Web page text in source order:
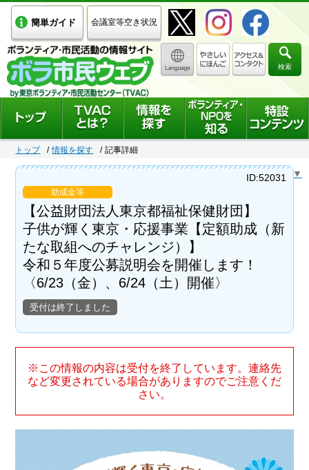
簡単ガイド 会議室等空き状況
検索
トップ 情報を探す 記事詳細
Select Language ▼
助成金等
【公益財団法人東京都福祉保健財団】
子供が輝く東京・応援事業【定額助成（新
たな取組へのチャレンジ）】
令和５年度公募説明会を開催します！
〈6/23（金）、6/24（土）開催〉
受付は終了しました
ID:52031
※この情報の内容は受付を終了しています。連絡先
など変更されている場合がありますのでご注意くだ
さい。